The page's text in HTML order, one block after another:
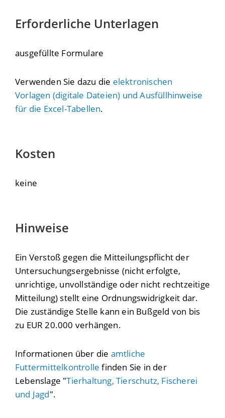
Erforderliche Unterlagen
ausgefüllte Formulare
Verwenden Sie dazu die elektronischen
Vorlagen (digitale Dateien) und Ausfüllhinweise
für die Excel-Tabellen.
Kosten
keine
Hinweise
Ein Verstoß gegen die Mitteilungspflicht der
Untersuchungsergebnisse (nicht erfolgte,
unrichtige, unvollständige oder nicht rechtzeitige
Mitteilung) stellt eine Ordnungswidrigkeit dar.
Die zuständige Stelle kann ein Bußgeld von bis
zu EUR 20.000 verhängen.
Informationen über die amtliche
Futtermittelkontrolle finden Sie in der
Lebenslage "Tierhaltung, Tierschutz, Fischerei
und Jagd".